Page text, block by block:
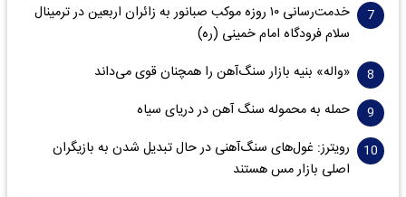
خدمت‌رسانی ۱۰ روزه موکب صبانور به زائران اربعین در ترمینال
سلام فرودگاه امام خمینی (ره)
«واله» بنیه بازار سنگ‌آهن را همچنان قوی می‌داند
حمله به محموله سنگ آهن در دریای سیاه
رویترز: غول‌های سنگ‌آهنی‌ در حال تبدیل شدن به بازیگران
اصلی بازار مس هستند